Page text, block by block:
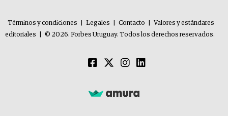
Términos y condiciones Legales Contacto
Valores y estándares
editoriales
© 2026. Forbes Uruguay. Todos los derechos reservados.